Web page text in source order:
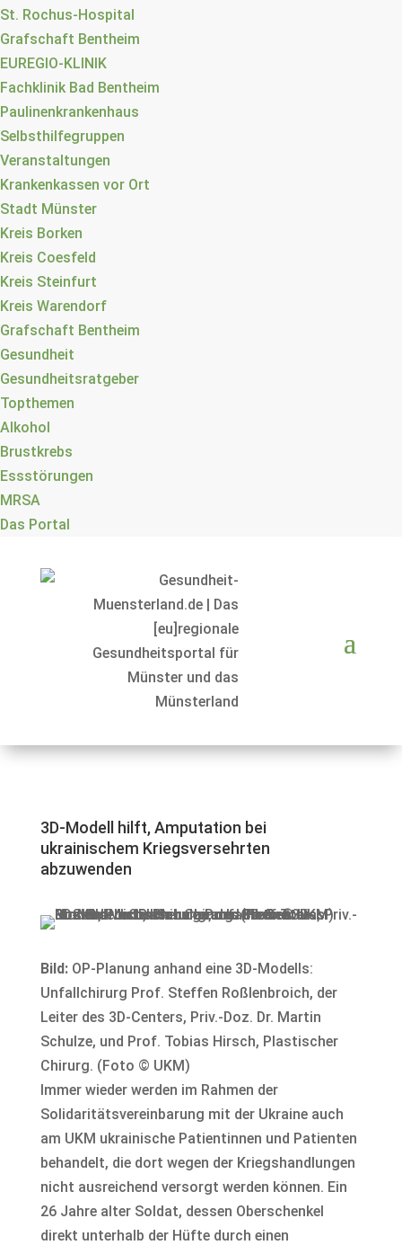
St. Rochus-Hospital
Grafschaft Bentheim
EUREGIO-KLINIK
Fachklinik Bad Bentheim
Paulinenkrankenhaus
Selbsthilfegruppen
Veranstaltungen
Krankenkassen vor Ort
Stadt Münster
Kreis Borken
Kreis Coesfeld
Kreis Steinfurt
Kreis Warendorf
Grafschaft Bentheim
Gesundheit
Gesundheitsratgeber
Topthemen
Alkohol
Brustkrebs
Essstörungen
MRSA
Das Portal
3D-Modell hilft, Amputation bei
ukrainischem Kriegsversehrten
abzuwenden
Bild:OP-Planung anhand eine 3D-Modells:
Unfallchirurg Prof. Steffen Roßlenbroich, der
Leiter des 3D-Centers, Priv.-Doz. Dr. Martin
Schulze, und Prof. Tobias Hirsch, Plastischer
Chirurg. (Foto © UKM)
Immer wieder werden im Rahmen der
Solidaritätsvereinbarung mit der Ukraine auch
am UKM ukrainische Patientinnen und Patienten
behandelt, die dort wegen der Kriegshandlungen
nicht ausreichend versorgt werden können. Ein
26 Jahre alter Soldat, dessen Oberschenkel
direkt unterhalb der Hüfte durch einen